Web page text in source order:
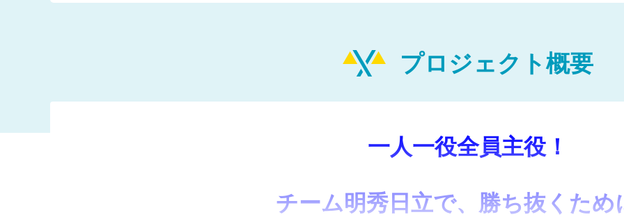
プロジェクト概要
一人一役全員主役！
チーム明秀日立で、勝ち抜くため